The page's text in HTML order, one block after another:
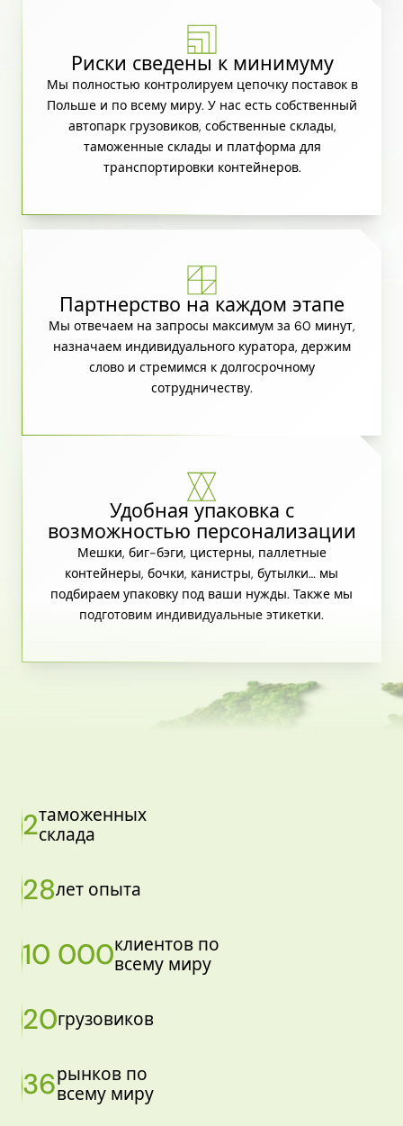
Риски сведены к минимуму
Мы полностью контролируем цепочку поставок в
Польше и по всему миру. У нас есть собственный
автопарк грузовиков, собственные склады,
таможенные склады и платформа для
транспортировки контейнеров.
Партнерство на каждом этапе
Мы отвечаем на запросы максимум за 60 минут,
назначаем индивидуального куратора, держим
слово и стремимся к долгосрочному
сотрудничеству.
Удобная упаковка с
возможностью персонализации
Мешки, биг-бэги, цистерны, паллетные
контейнеры, бочки, канистры, бутылки… мы
подбираем упаковку под ваши нужды. Также мы
подготовим индивидуальные этикетки.
2таможенных
склада
28лет опыта
10 000клиентов по
всему миру
20грузовиков
36рынков по
всему миру